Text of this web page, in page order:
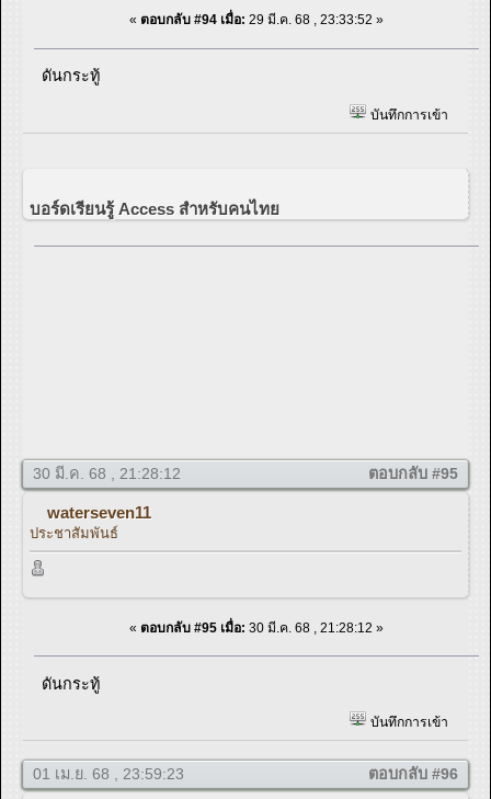
« ตอบกลับ #94 เมื่อ: 29 มี.ค. 68 , 23:33:52 »
ดันกระทู้
บันทึกการเข้า
บอร์ดเรียนรู้ Access สำหรับคนไทย
30 มี.ค. 68 , 21:28:12 ตอบกลับ #95
waterseven11
ประชาสัมพันธ์
« ตอบกลับ #95 เมื่อ: 30 มี.ค. 68 , 21:28:12 »
ดันกระทู้
บันทึกการเข้า
01 เม.ย. 68 , 23:59:23 ตอบกลับ #96